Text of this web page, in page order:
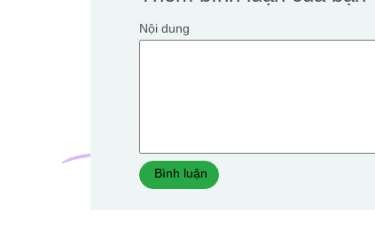
Nội dung
Bình luận